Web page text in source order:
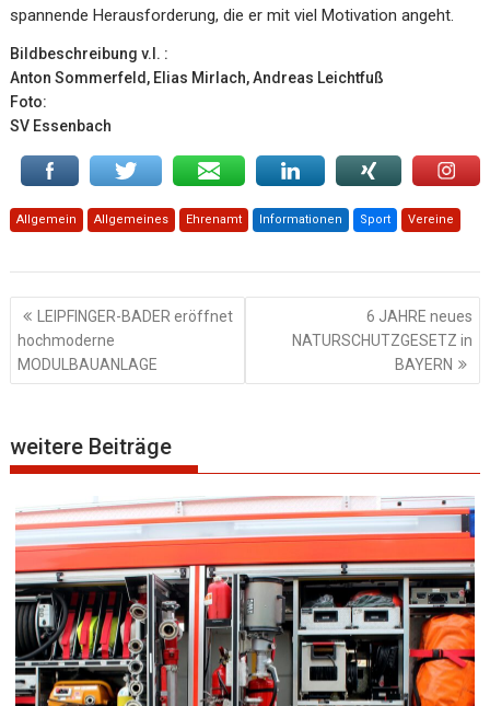
spannende Herausforderung, die er mit viel Motivation angeht.
Bildbeschreibung v.l. :
Anton Sommerfeld, Elias Mirlach, Andreas Leichtfuß
Foto:
SV Essenbach
Allgemein Allgemeines Ehrenamt Informationen Sport Vereine
Beitragsnavigation
LEIPFINGER-BADER eröffnet
hochmoderne
MODULBAUANLAGE
6 JAHRE neues
NATURSCHUTZGESETZ in
BAYERN
weitere Beiträge